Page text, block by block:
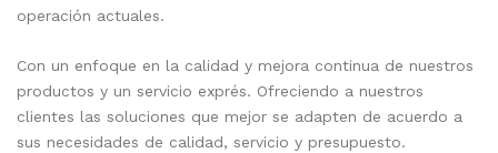
operación actuales.
Con un enfoque en la calidad y mejora continua de nuestros
productos y un servicio exprés. Ofreciendo a nuestros
clientes las soluciones que mejor se adapten de acuerdo a
sus necesidades de calidad, servicio y presupuesto.